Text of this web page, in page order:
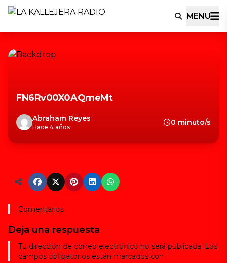
MENU
FN6Rv00X0AQmeMt
Abraham Reyes
Hace 4 años
0 minuto/s
Comentarios
Deja una respuesta
Tu dirección de correo electrónico no será publicada. Los
campos obligatorios están marcados con *